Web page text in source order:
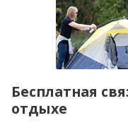
Бесплатная
отдыхе